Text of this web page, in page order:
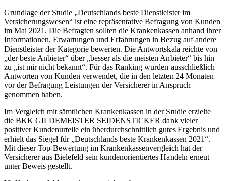
Grundlage der Studie „Deutschlands beste Dienstleister im
Versicherungswesen“ ist eine repräsentative Befragung von Kunden
im Mai 2021. Die Befragten sollten die Krankenkassen anhand ihrer
Informationen, Erwartungen und Erfahrungen in Bezug auf andere
Dienstleister der Kategorie bewerten. Die Antwortskala reichte von
„der beste Anbieter“ über „besser als die meisten Anbieter“ bis hin
zu „ist mir nicht bekannt“. Für das Ranking wurden ausschließlich
Antworten von Kunden verwendet, die in den letzten 24 Monaten
vor der Befragung Leistungen der Versicherer in Anspruch
genommen haben.
Im Vergleich mit sämtlichen Krankenkassen in der Studie erzielte
die BKK GILDEMEISTER SEIDENSTICKER dank vieler
positiver Kundenurteile ein überdurchschnittlich gutes Ergebnis und
erhielt das Siegel für „Deutschlands beste Krankenkassen 2021“.
Mit dieser Top-Bewertung im Krankenkassenvergleich hat der
Versicherer aus Bielefeld sein kundenorientiertes Handeln erneut
unter Beweis gestellt.